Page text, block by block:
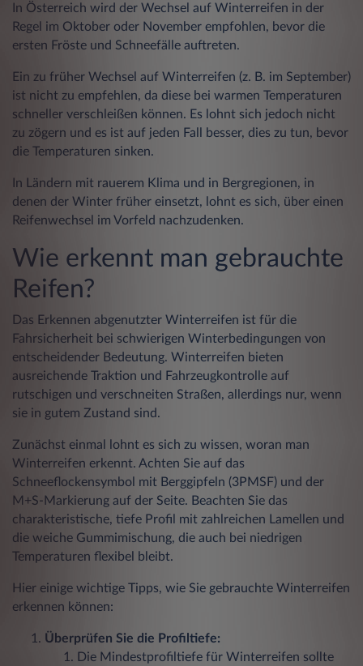
In Österreich wird der Wechsel auf Winterreifen in der
Regel im Oktober oder November empfohlen, bevor die
ersten Fröste und Schneefälle auftreten.
Ein zu früher Wechsel auf Winterreifen (z. B. im September)
ist nicht zu empfehlen, da diese bei warmen Temperaturen
schneller verschleißen können. Es lohnt sich jedoch nicht
zu zögern und es ist auf jeden Fall besser, dies zu tun, bevor
die Temperaturen sinken.
In Ländern mit rauerem Klima und in Bergregionen, in
denen der Winter früher einsetzt, lohnt es sich, über einen
Reifenwechsel im Vorfeld nachzudenken.
Wie erkennt man gebrauchte
Reifen?
Das Erkennen abgenutzter Winterreifen ist für die
Fahrsicherheit bei schwierigen Winterbedingungen von
entscheidender Bedeutung. Winterreifen bieten
ausreichende Traktion und Fahrzeugkontrolle auf
rutschigen und verschneiten Straßen, allerdings nur, wenn
sie in gutem Zustand sind.
Zunächst einmal lohnt es sich zu wissen, woran man
Winterreifen erkennt. Achten Sie auf das
Schneeflockensymbol mit Berggipfeln (3PMSF) und der
M+S-Markierung auf der Seite. Beachten Sie das
charakteristische, tiefe Profil mit zahlreichen Lamellen und
die weiche Gummimischung, die auch bei niedrigen
Temperaturen flexibel bleibt.
Hier einige wichtige Tipps, wie Sie gebrauchte Winterreifen
erkennen können:
Überprüfen Sie die Profiltiefe:
Die Mindestprofiltiefe für Winterreifen sollte